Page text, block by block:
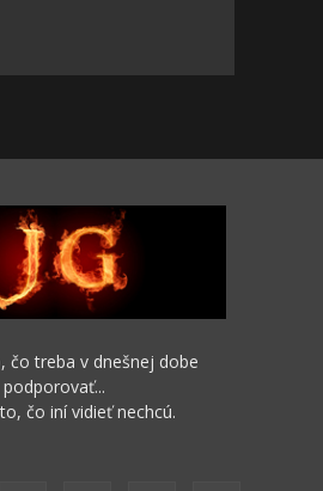
čo treba v dnešnej dobe
podporovať...
čo iní vidieť nechcú.